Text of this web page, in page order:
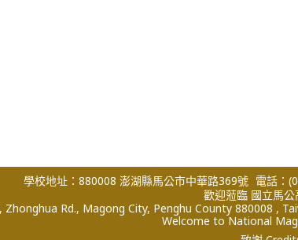
學校地址：880008 澎湖縣馬公市中華路369號 電話：
歡迎蒞臨 國立馬
Rd., Magong City, Penghu County 880008 ,
Welcome to National